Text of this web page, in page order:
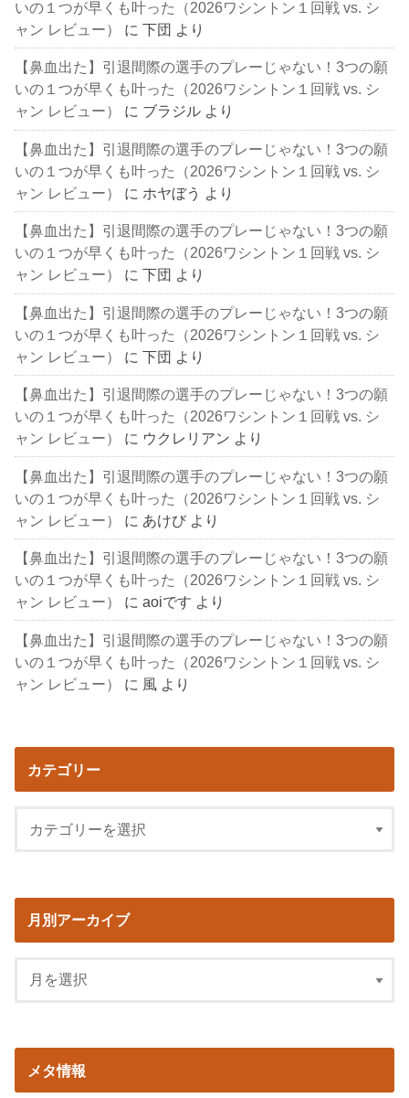
いの１つが早くも叶った（2026ワシントン１回戦 vs. シ
ャン レビュー）
に下団 より
【鼻血出た】引退間際の選手のプレーじゃない！3つの願
いの１つが早くも叶った（2026ワシントン１回戦 vs. シ
ャン レビュー）
に ブラジル より
【鼻血出た】引退間際の選手のプレーじゃない！3つの願
いの１つが早くも叶った（2026ワシントン１回戦 vs. シ
ャン レビュー）
に ホヤぼう より
【鼻血出た】引退間際の選手のプレーじゃない！3つの願
いの１つが早くも叶った（2026ワシントン１回戦 vs. シ
ャン レビュー）
に下団 より
【鼻血出た】引退間際の選手のプレーじゃない！3つの願
いの１つが早くも叶った（2026ワシントン１回戦 vs. シ
ャン レビュー）
に下団 より
【鼻血出た】引退間際の選手のプレーじゃない！3つの願
いの１つが早くも叶った（2026ワシントン１回戦 vs. シ
ャン レビュー）
に ウクレリアン より
【鼻血出た】引退間際の選手のプレーじゃない！3つの願
いの１つが早くも叶った（2026ワシントン１回戦 vs. シ
ャン レビュー）
に あけび より
【鼻血出た】引退間際の選手のプレーじゃない！3つの願
いの１つが早くも叶った（2026ワシントン１回戦 vs. シ
ャン レビュー）
にaoiです より
【鼻血出た】引退間際の選手のプレーじゃない！3つの願
いの１つが早くも叶った（2026ワシントン１回戦 vs. シ
ャン レビュー）
に 風 より
カテゴリー
月別アーカイブ
メタ情報